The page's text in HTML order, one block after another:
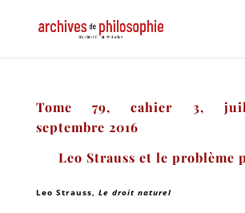
Tome 79, cahier 3,
septembre 2016
Leo Strauss et le problème
Leo Strauss, Le droit naturel